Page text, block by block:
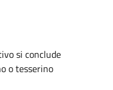
si conclude
o tesserino